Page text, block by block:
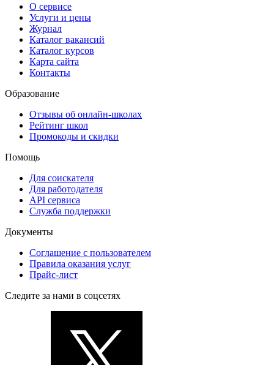
О сервисе
Услуги и цены
Журнал
Каталог вакансий
Каталог курсов
Карта сайта
Контакты
Образование
Отзывы об онлайн-школах
Рейтинг школ
Промокоды и скидки
Помощь
Для соискателя
Для работодателя
API сервиса
Служба поддержки
Документы
Соглашение с пользователем
Правила оказания услуг
Прайс-лист
Следите за нами в соцсетях